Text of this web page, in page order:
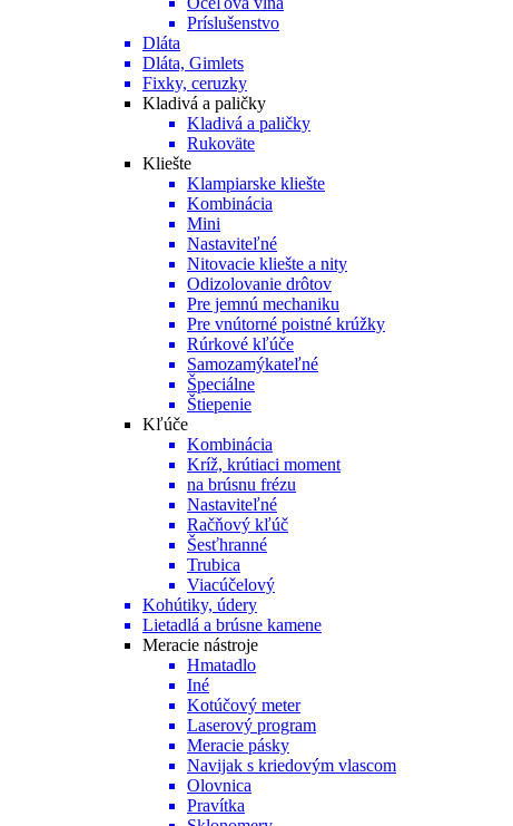
Príslušenstvo
Dláta
Dláta, Gimlets
Fixky, ceruzky
Kladivá a paličky
Kladivá a paličky
Rukoväte
Kliešte
Klampiarske kliešte
Kombinácia
Mini
Nastaviteľné
Nitovacie kliešte a nity
Odizolovanie drôtov
Pre jemnú mechaniku
Pre vnútorné poistné krúžky
Rúrkové kľúče
Samozamýkateľné
Špeciálne
Štiepenie
Kľúče
Kombinácia
Kríž, krútiaci moment
na brúsnu frézu
Nastaviteľné
Račňový kľúč
Šesťhranné
Trubica
Viacúčelový
Kohútiky, údery
Lietadlá a brúsne kamene
Meracie nástroje
Hmatadlo
Iné
Kotúčový meter
Laserový program
Meracie pásky
Navijak s kriedovým vlascom
Olovnica
Pravítka